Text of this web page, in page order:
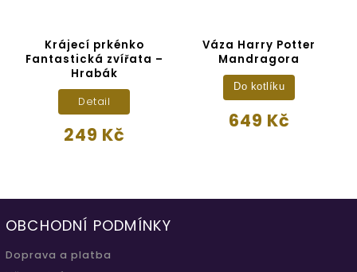
Krájecí prkénko
Fantastická zvířata –
Hrabák
249 Kč
Detail
Váza Harry Potter
Mandragora
649 Kč
Do kotlíku
OBCHODNÍ PODMÍNKY
Doprava a platba